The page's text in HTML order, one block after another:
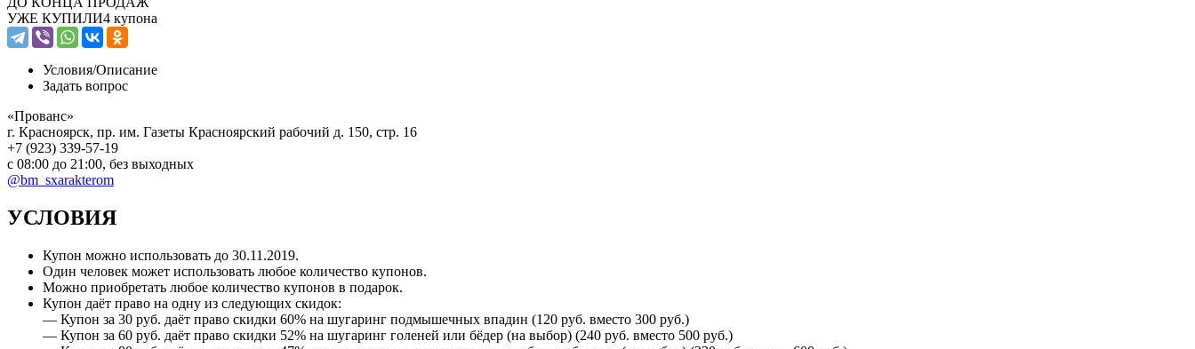
УЖЕ КУПИЛИ4 купона
Условия/Описание
Задать вопрос
«Прованс»
г. Красноярск, пр. им. Газеты Красноярский рабочий д. 150, стр. 16
+7 (923) 339-57-19
с 08:00 до 21:00, без выходных
@bm_sxarakterom
УСЛОВИЯ
Купон можно использовать до 30.11.2019.
Один человек может использовать любое количество купонов.
Можно приобретать любое количество купонов в подарок.
Купон даёт право на одну из следующих скидок:
— Купон за 30 руб. даёт право скидки 60% на шугаринг подмышечных впадин (120 руб. вместо 300 руб.)
— Купон за 60 руб. даёт право скидки 52% на шугаринг голеней или бёдер (на выбор) (240 руб. вместо 500 руб.)